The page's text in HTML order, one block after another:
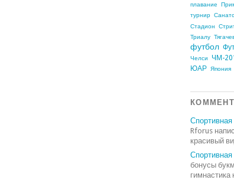
плавание
турнир
Стадион
Триалу
футбол
Челси
ЧМ-
ЮАР Япония
Спортивная
Rforus
красивый
Спортивная
бонусы
гимнастика